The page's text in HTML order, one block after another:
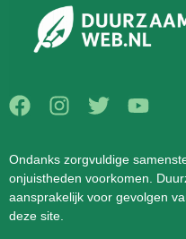
Ondanks zorgvuldige
onjuistheden voorkomen.
aansprakelijk voor gevolgen
deze site.